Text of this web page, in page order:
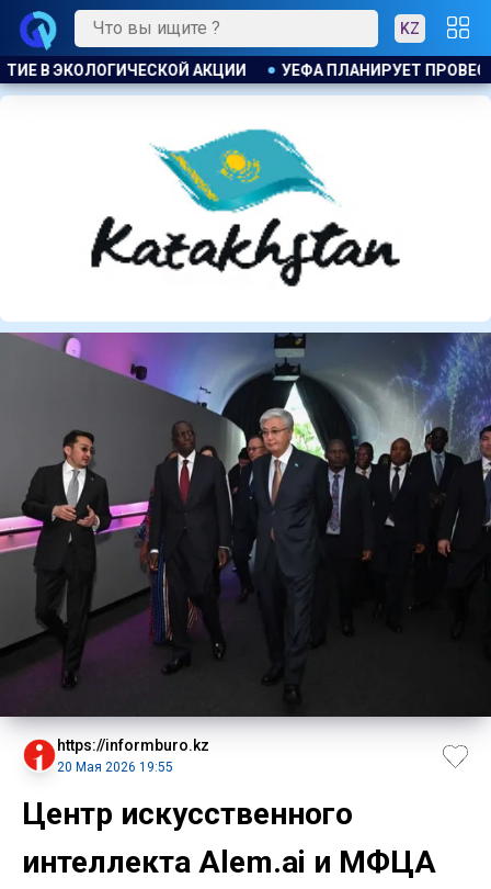
KZ
ПРОВЕСТИ РАССЛЕДОВАНИЕ ИНИЦИАТИВЫ
https://informburo.kz
20 Мая 2026 19:55
Центр искусственного
интеллекта Alem.ai и МФЦА